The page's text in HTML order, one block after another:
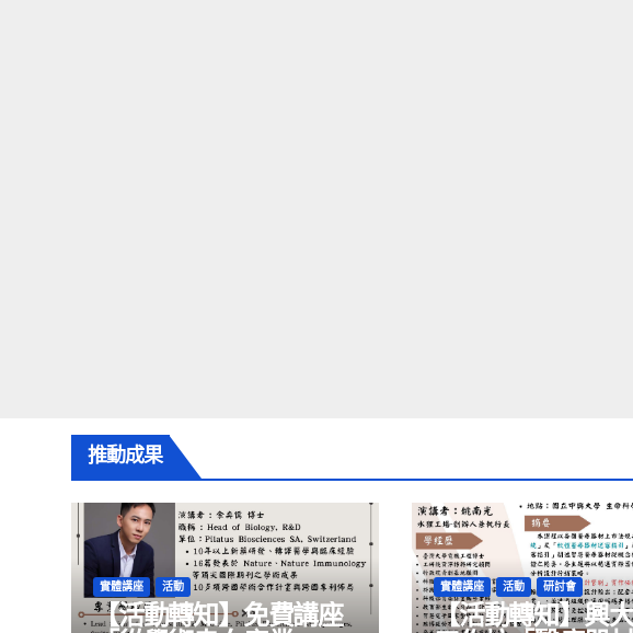
推動成果
實體講座 活動
【活動轉知】免費講座
實體講座 活動 研討會
【活動轉知】興